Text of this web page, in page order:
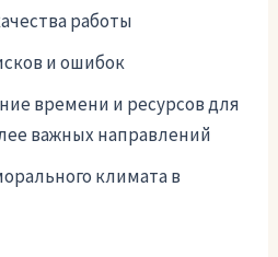
работы
и ошибок
времени и ресурсов для
важных направлений
климата в